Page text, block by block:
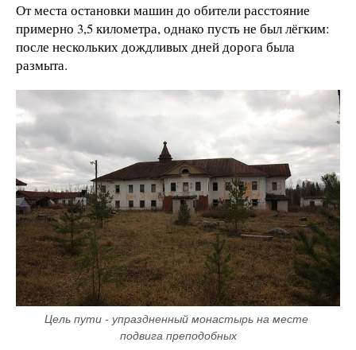
От места остановки машин до обители расстояние
примерно 3,5 километра, однако пусть не был лёгким:
после нескольких дождливых дней дорога была
размыта.
Цель пути - упраздненный монастырь на месте
подвига преподобных